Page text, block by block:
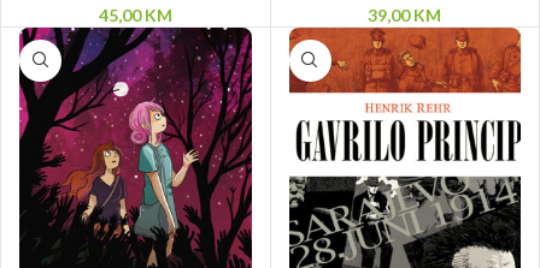
45,00KM 39,00KM